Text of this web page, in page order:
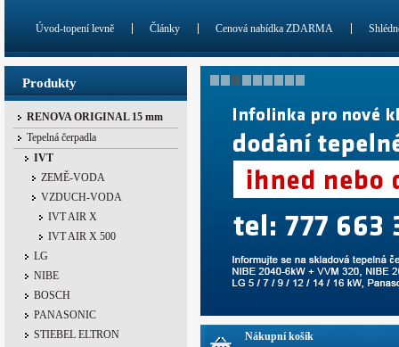
Produkty
RENOVA ORIGINAL 15 mm
Tepelná čerpadla
IVT
ZEMĚ-VODA
VZDUCH-VODA
IVT AIR X
IVT AIR X 500
LG
NIBE
BOSCH
PANASONIC
STIEBEL ELTRON
Úvod-topení levně Články Cenová nabídka ZDARMA
Nákupní košík